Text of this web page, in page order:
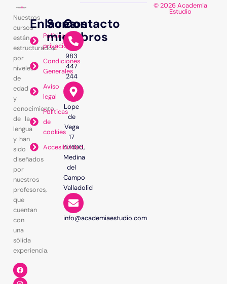
Nuestros
cursos
están
estructurados
por
niveles
de
edad
y
conocimiento
de la
lengua
y han
sido
diseñados
por
nuestros
profesores,
que
cuentan
con
una
sólida
experiencia.
Enlaces
Política de
privacidad
Condiciones
Generales
Aviso
legal
Políticas
de
cookies
Accesibilidad
Somos
miembros
Contacto
983
447
244
Lope
de
Vega
17
47400,
Medina
del
Campo
Valladolid
info@academiaestudio.com
© 2026 Academia
Estudio